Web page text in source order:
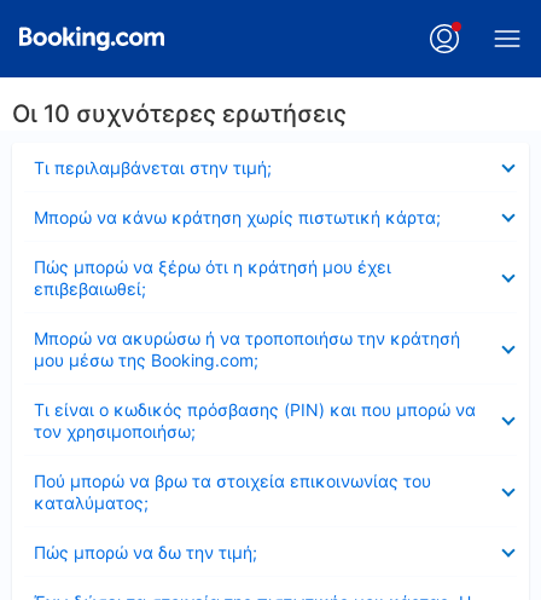
Οι 10 συχνότερες ερωτήσεις
Τι περιλαμβάνεται στην τιμή;
Μπορώ να κάνω κράτηση χωρίς πιστωτική κάρτα;
Πώς μπορώ να ξέρω ότι η κράτησή μου έχει
επιβεβαιωθεί;
Μπορώ να ακυρώσω ή να τροποποιήσω την κράτησή
μου μέσω της Booking.com;
Τι είναι ο κωδικός πρόσβασης (PIN) και που μπορώ να
τον χρησιμοποιήσω;
Πού μπορώ να βρω τα στοιχεία επικοινωνίας του
καταλύματος;
Πώς μπορώ να δω την τιμή;